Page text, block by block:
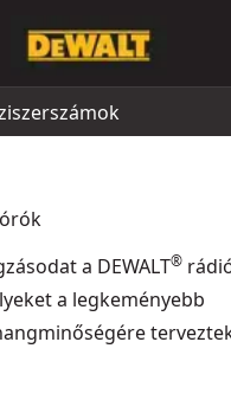
a DEWALT®
a legkeményebb